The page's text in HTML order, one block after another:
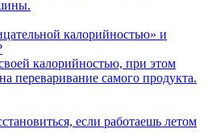
калорийностью» и
калорийностью, при этом
переваривание самого продукта.
если работаешь летом